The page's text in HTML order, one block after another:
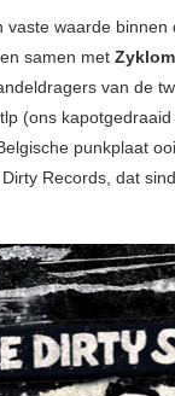
waarde
samen met
van de
(ons
punkplaat
Records, dat